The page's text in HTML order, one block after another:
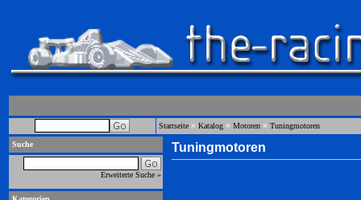
Startseite » Katalog » Motoren » Tuningmotoren
Suche
Erweiterte Suche »
Tuningmotoren